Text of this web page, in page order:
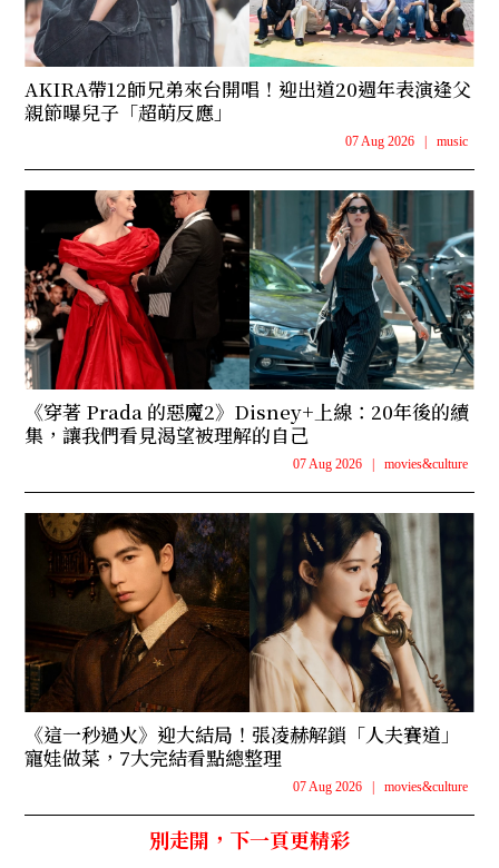
AKIRA帶12師兄弟來台開唱！迎出道20週年表演逢父
親節曝兒子「超萌反應」
07 Aug 2026 music
《穿著 Prada 的惡魔2》Disney+上線：20年後的續
集，讓我們看見渴望被理解的自己
07 Aug 2026 movies&culture
《這一秒過火》迎大結局！張凌赫解鎖「人夫賽道」
寵娃做菜，7大完結看點總整理
07 Aug 2026 movies&culture
別走開，下一頁更精彩